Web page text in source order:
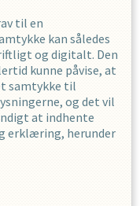
til en
kan således
og digitalt. Den
kunne påvise, at
samtykke til
og det vil
at indhente
erklæring, herunder